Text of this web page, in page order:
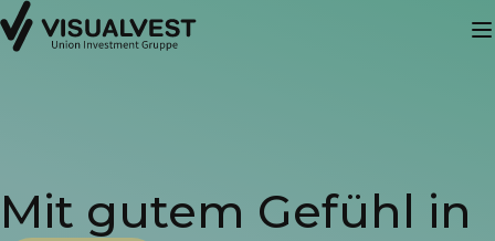
Mit gutem Gefühl in